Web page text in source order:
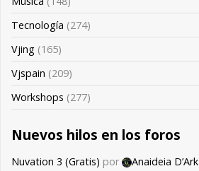
Tecnología (274)
Vjing (165)
Vjspain (209)
Workshops (277)
Nuevos hilos en los foros
Nuvation 3 (Gratis) por
Anaideia D’Ark